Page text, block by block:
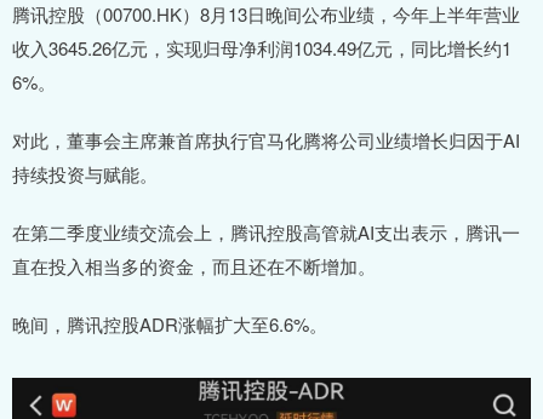
腾讯控股（00700.HK）8月13日晚间公布业绩，今年上半年营业
收入3645.26亿元，实现归母净利润1034.49亿元，同比增长约1
6%。
对此，董事会主席兼首席执行官马化腾将公司业绩增长归因于AI
持续投资与赋能。
在第二季度业绩交流会上，腾讯控股高管就AI支出表示，腾讯一
直在投入相当多的资金，而且还在不断增加。
晚间，腾讯控股ADR涨幅扩大至6.6%。